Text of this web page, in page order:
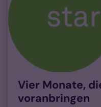
Vier Monate,
voranbringen